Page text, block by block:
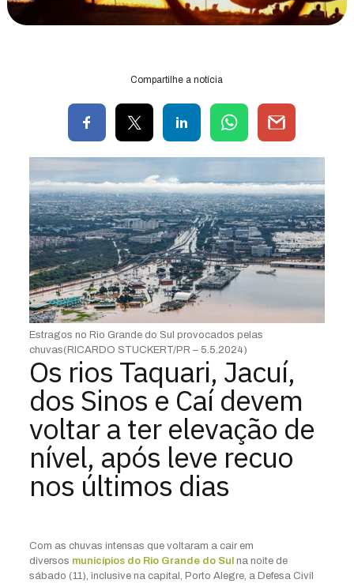
Compartilhe a notícia
Estragos no Rio Grande do Sul provocados pelas
chuvas(RICARDO STUCKERT/PR – 5.5.2024)
Os rios Taquari, Jacuí,
dos Sinos e Caí devem
voltar a ter elevação de
nível, após leve recuo
nos últimos dias
Com as chuvas intensas que voltaram a cair em
diversos municípios do Rio Grande do Sul na noite de
sábado (11), inclusive na capital, Porto Alegre, a Defesa Civil